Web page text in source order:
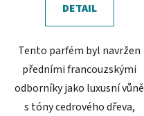
DETAIL
Tento parfém byl navržen
předními francouzskými
odborníky jako luxusní vůně
s tóny cedrového dřeva,